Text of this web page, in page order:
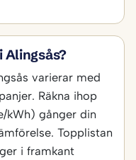
Alingsås?
varierar med
Räkna ihop
kWh) gånger din
Topplistan
i framkant